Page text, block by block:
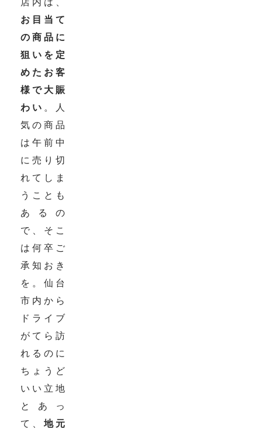
お目当て
の商品に
狙いを定
めたお客
様で大賑
わい 。人
気の商品
は午前中
に売り切
れてしま
うことも
あるの
で、そこ
は何卒ご
承知おき
を。仙台
市内から
ドライブ
がてら訪
れるのに
ちょうど
いい立地
とあっ
て、地元